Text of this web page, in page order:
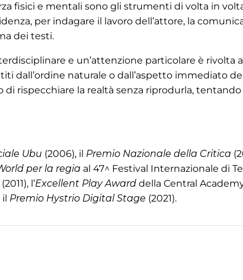
fisici e mentali sono gli strumenti di volta in
per indagare il lavoro dell’attore, la
dei testi.
e un’attenzione particolare è rivolta
dall’ordine naturale o dall’aspetto immediato
rispecchiare la realtà senza riprodurla, tentando
Ubu (2006), il Premio Nazionale della Critica
per la regia al 47^ Festival Internazionale di
(2011), l’Excellent Play Award della Central
il Premio Hystrio Digital Stage (2021).